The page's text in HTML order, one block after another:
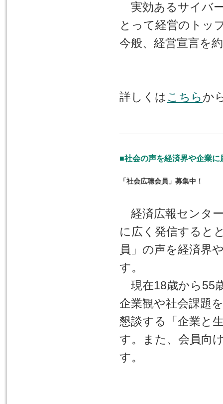
実効あるサイバ
とって経営のトッ
今般、経営宣言を
詳しくはこちらか
■社会の声を経済界や企業に
「社会広聴会員」募集中！
経済広報センタ
に広く発信すると
員」の声を経済界
す。
現在18歳から55
企業観や社会課題
懇談する「企業と
す。また、会員向
す。